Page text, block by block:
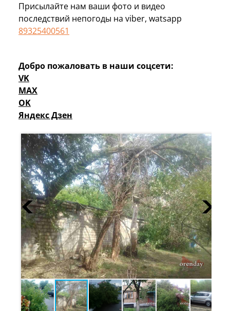
Присылайте нам ваши фото и видео
последствий непогоды на viber, watsapp
89325400561
Добро пожаловать в наши соцсети:
VK
MAX
OK
Яндекс Дзен